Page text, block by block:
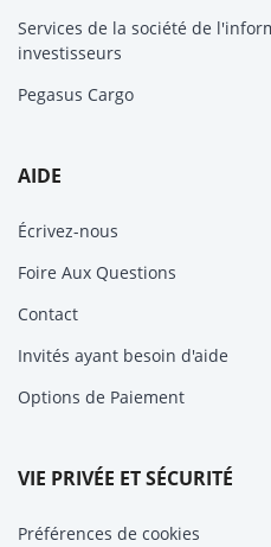
Services de la société de
investisseurs
Pegasus Cargo
AIDE
Écrivez-nous
Foire Aux Questions
Contact
Invités ayant besoin d'aide
Options de Paiement
VIE PRIVÉE ET SÉCURITÉ
Préférences de cookies